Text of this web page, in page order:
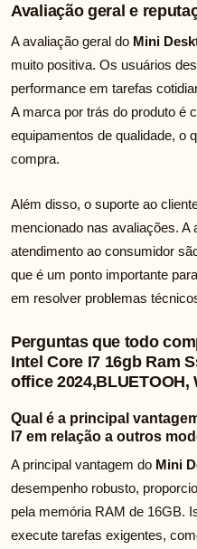
Avaliação geral e
A avaliação geral do Mini
muito positiva. Os usuários
performance em tarefas
A marca por trás do produto é
equipamentos de qualidade, o
compra.
Além disso, o suporte ao
mencionado nas avaliações. A
atendimento ao consumidor
que é um ponto importante
em resolver problemas
Perguntas que todo
Intel Core I7 16gb Ram
office 2024,BLUETOOH,
Qual é a principal
I7 em relação a outros
A principal vantagem do Mini
desempenho robusto,
pela memória RAM de 16GB.
execute tarefas exigentes,